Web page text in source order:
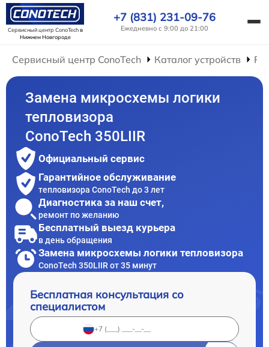
Сервисный центр ConoTechв
Нижнем Новгороде
+7 (831) 231-09-76
Ежедневно с 9:00 до 21:00
Сервисный центр ConoTech Каталог устройств
Замена микросхемы логики
тепловизора
ConoTech 350LIIR
Официальный сервис
Гарантийное обслуживание
тепловизора ConoTech до 3 лет
Диагностика за наш счет,
ремонт по желанию
Бесплатный выезд курьера
в день обращения
Замена микросхемы логики тепловизора
ConoTech 350LIIR от 35 минут
Бесплатная консультация со
специалистом